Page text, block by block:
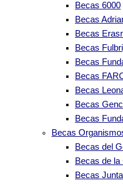
Becas 6000
Becas
Becas
Becas
Becas
Becas
Becas
Becas
Becas
Becas
Becas del
Becas de la
Becas